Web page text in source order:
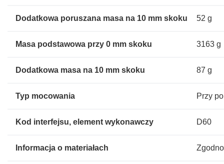
Dodatkowa poruszana masa na 10 mm skoku 52 g
Masa podstawowa przy 0 mm skoku 3163 g
Dodatkowa masa na 10 mm skoku 87 g
Typ mocowania Przy
Kod interfejsu, element wykonawczy D60
Informacja o materiałach